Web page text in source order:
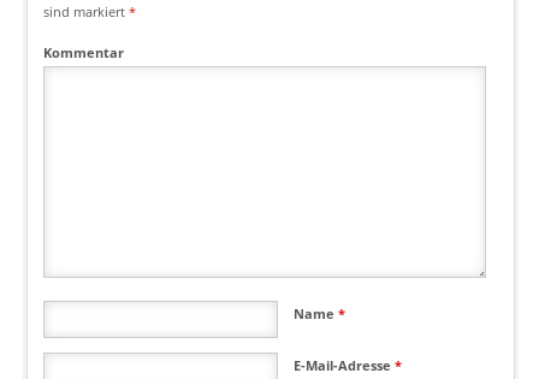
sind markiert *
Kommentar
Name*
E-Mail-Adresse*